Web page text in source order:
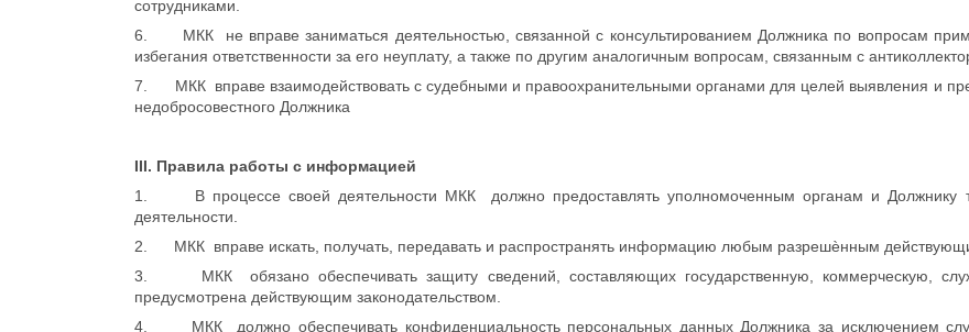
сотрудниками.
6. МКК не вправе заниматься деятельностью, связанной с консультированием Должника по вопросам
избегания ответственности за его неуплату, а также по другим аналогичным вопросам, связанным с
7. МКК вправе взаимодействовать с судебными и правоохранительными органами для целей выявления и
недобросовестного Должника
III. Правила работы с информацией
1. В процессе своей деятельности МКК должно предоставлять уполномоченным органам и Должнику
деятельности.
2. МКК вправе искать, получать, передавать и распространять информацию любым разрешѐнным
3. МКК обязано обеспечивать защиту сведений, составляющих государственную, коммерческую,
предусмотрена действующим законодательством.
4. МКК должно обеспечивать конфиденциальность персональных данных Должника за исключением